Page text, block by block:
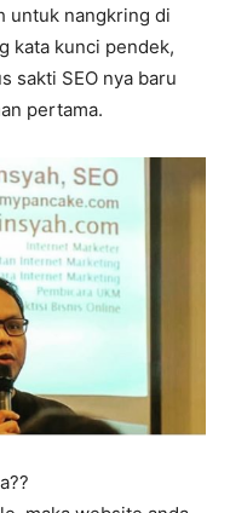
untuk nangkring di
kata kunci pendek,
sakti SEO nya baru
pertama.